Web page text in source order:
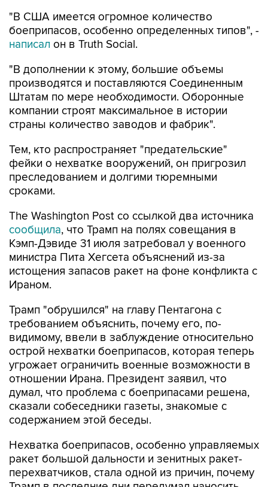
"В США имеется огромное количество
боеприпасов, особенно определенных типов", -
написал он в Truth Social.
"В дополнении к этому, большие объемы
производятся и поставляются Соединенным
Штатам по мере необходимости. Оборонные
компании строят максимальное в истории
страны количество заводов и фабрик".
Тем, кто распространяет "предательские"
фейки о нехватке вооружений, он пригрозил
преследованием и долгими тюремными
сроками.
The Washington Post со ссылкой два источника
сообщила, что Трамп на полях совещания в
Кэмп-Дэвиде 31 июля затребовал у военного
министра Пита Хегсета объяснений из-за
истощения запасов ракет на фоне конфликта с
Ираном.
Трамп "обрушился" на главу Пентагона с
требованием объяснить, почему его, по-
видимому, ввели в заблуждение относительно
острой нехватки боеприпасов, которая теперь
угрожает ограничить военные возможности в
отношении Ирана. Президент заявил, что
думал, что проблема с боеприпасами решена,
сказали собеседники газеты, знакомые с
содержанием этой беседы.
Нехватка боеприпасов, особенно управляемых
ракет большой дальности и зенитных ракет-
перехватчиков, стала одной из причин, почему